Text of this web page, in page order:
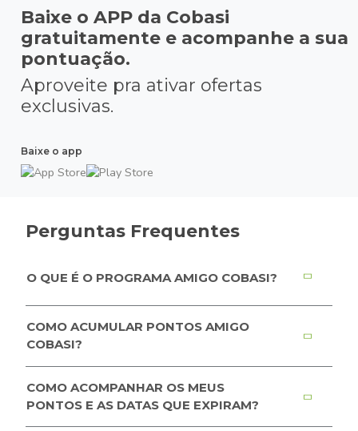
Baixe o APP da Cobasi
gratuitamente e acompanhe a sua
pontuação.
Aproveite pra ativar ofertas
exclusivas.
Baixe o app
Perguntas Frequentes
O QUE É O PROGRAMA AMIGO COBASI?
COMO ACUMULAR PONTOS AMIGO
COBASI?
COMO ACOMPANHAR OS MEUS
PONTOS E AS DATAS QUE EXPIRAM?